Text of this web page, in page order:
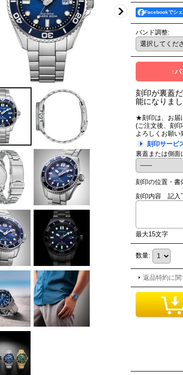
Facebookでシ
バンド調整:
↑
刻印が裏蓋
能になりまし
★刻印は、お届
(ご注文後、刻
よろしくお願い
刻印サービ
裏蓋または側面
刻印の位置・書
刻印内容 記入
最大15文字
数量:
返品特約に